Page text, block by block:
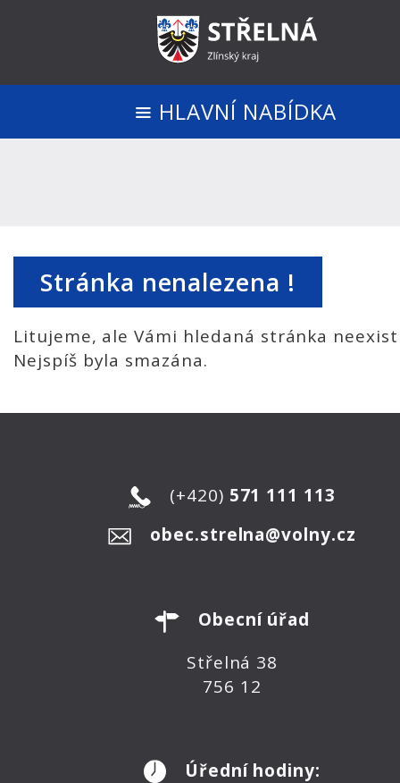
HLAVNÍ NABÍDKA
Stránka nenalezena !
Litujeme, ale Vámi hledaná stránka
Nejspíš byla smazána.
(+420) 571 111 113
obec.strelna@volny.cz
Obecní úřad
Střelná 38
756 12
Úřední hodiny: